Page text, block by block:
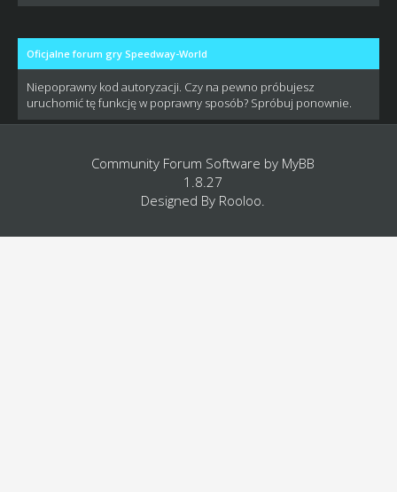
Oficjalne forum gry Speedway-World
Niepoprawny kod autoryzacji. Czy na pewno próbujesz
uruchomić tę funkcję w poprawny sposób? Spróbuj ponownie.
Community Forum Software by MyBB
1.8.27
Designed By Rooloo.